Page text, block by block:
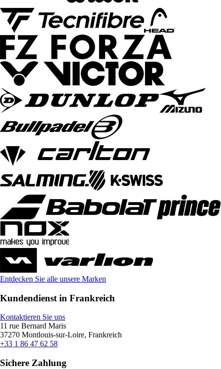
Entdecken Sie alle unsere Marken
Kundendienst in Frankreich
Kontaktieren Sie uns
11 rue Bernard Maris
37270 Montlouis-sur-Loire, Frankreich
+33 1 86 47 62 58
Sichere Zahlung